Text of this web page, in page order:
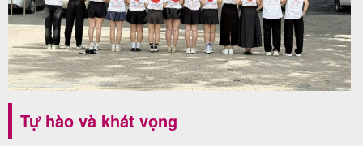
Tự hào và khát vọng